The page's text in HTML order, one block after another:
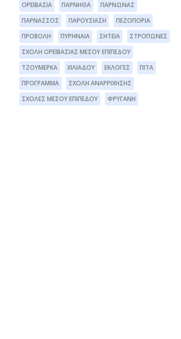
ΟΡΕΙΒΑΣΊΑ
ΠΆΡΝΗΘΑ
ΠΆΡΝΩΝΑΣ
ΠΑΡΝΑΣΣΌΣ
ΠΑΡΟΥΣΊΑΣΗ
ΠΕΖΟΠΟΡΊΑ
ΠΡΟΒΟΛΉ
ΠΥΡΗΝΑΊΑ ΣΗΤΕΊΑ
ΣΤΡΌΠΩΝΕΣ
ΣΧΟΛΉ ΟΡΕΙΒΑΣΊΑΣ ΜΈΣΟΥ ΕΠΙΠΈΔΟΥ
ΤΖΟΥΜΈΡΚΑ
ΧΙΛΙΑΔΟΎ ΕΚΛΟΓΈΣ
ΠΊΤΑ
ΠΡΌΓΡΑΜΜΑ
ΣΧΟΛΉ ΑΝΑΡΡΊΧΗΣΗΣ
ΣΧΟΛΕΣ ΜΕΣΟΥ ΕΠΙΠΕΔΟΥ
ΦΡΥΓΑΝΗ